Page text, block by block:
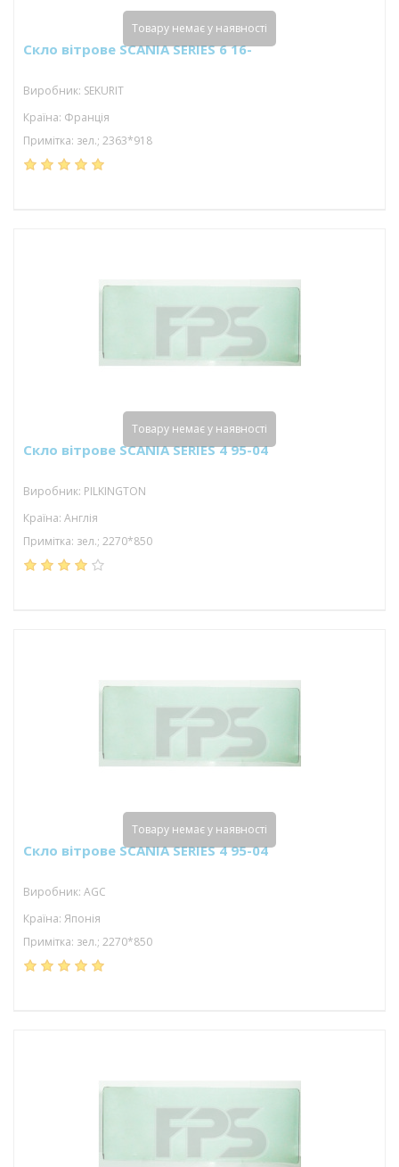
Скло вітрове SCANIA SERIES 6 16-
Виробник: SEKURIT
Країна: Франція
Примітка: зел.; 2363*918
Товару немає у наявності
Скло вітрове SCANIA SERIES 4 95-04
Виробник: PILKINGTON
Країна: Англія
Примітка: зел.; 2270*850
Товару немає у наявності
Скло вітрове SCANIA SERIES 4 95-04
Виробник: AGC
Країна: Японія
Примітка: зел.; 2270*850
Товару немає у наявності